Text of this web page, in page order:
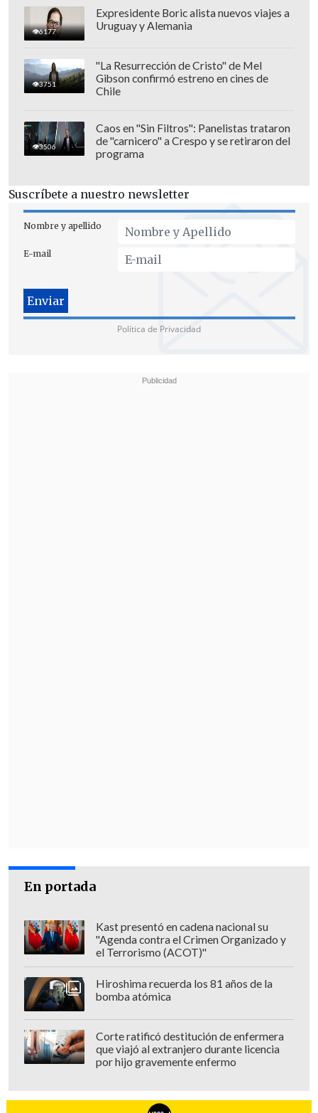
"Pidió perdón de rodillas": Revelan
desgarradores testimonios sobre las últimas
horas de Liam Payne
Sin embargo, no perdió la oportunidad
"A ti, Viñuela, te estoy hablando:tenemos
que sentarnos a sacar cuentas. Eso es
entrever su ironía sobre un posible pago
por el uso de su imagen.
Viñuela respondió directamente en las
redes del canal Mega a la broma de Neme
pagan!!!!, "Te amo José!!!".
6177
Expresidente Boric alista nuevos viajes a
Uruguay y Alemania
3751
"La Resurrección de Cristo" de Mel
Gibson confirmó estreno en cines de
Chile
3506
Caos en "Sin Filtros": Panelistas trataron
de "carnicero" a Crespo y se retiraron del
programa
Suscríbete a nuestro newsletter
Nombre y apellido
E-mail
Política de Privacidad
En portada
Kast presentó en cadena nacional su
"Agenda contra el Crimen Organizado y
el Terrorismo (ACOT)"
Hiroshima recuerda los 81 años de la
bomba atómica
Corte ratificó destitución de enfermera
que viajó al extranjero durante licencia
por hijo gravemente enfermo